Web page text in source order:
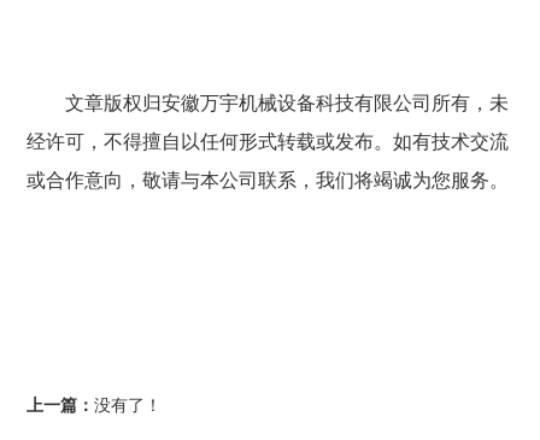
文章版权归安徽万宇机械设备科技有限公司所有，未
经许可，不得擅自以任何形式转载或发布。如有技术交流
或合作意向，敬请与本公司联系，我们将竭诚为您服务。
上一篇：没有了！